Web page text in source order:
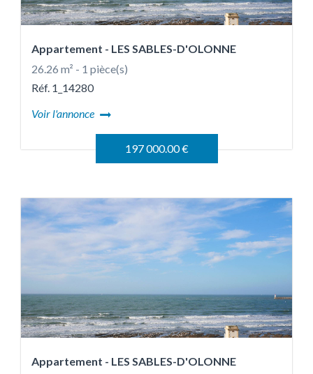
Appartement - LES SABLES-D'OLONNE
26.26 m² - 1 pièce(s)
Réf. 1_14280
Voir l'annonce
197 000.00 €
Appartement - LES SABLES-D'OLONNE